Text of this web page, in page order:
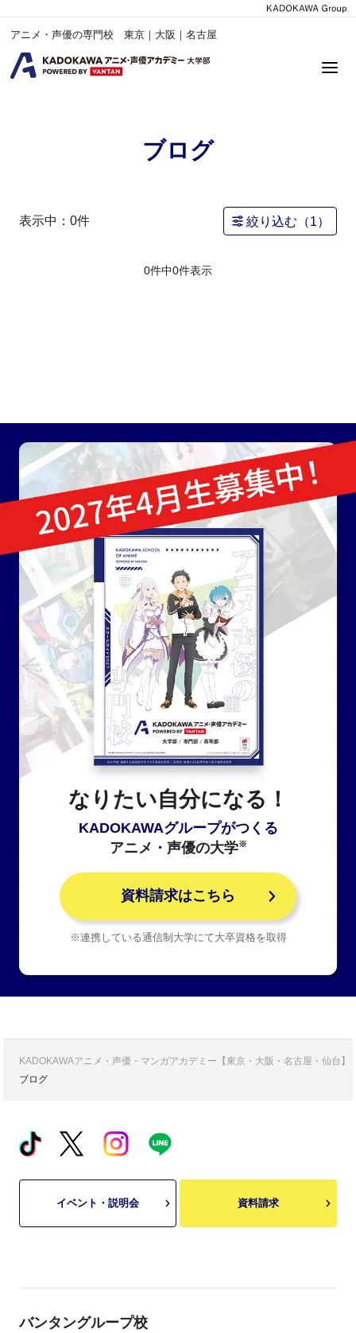
アニメ・声優の専門校 東京｜大阪｜名古屋
ブログ
表示中： 0件 絞り込む（1）
0件中0件表示
なりたい自分になる！
KADOKAWAグループがつくる
アニメ・声優の大学※
資料請求はこちら
※連携している通信制大学にて大卒資格を取得
KADOKAWAアニメ・声優・マンガアカデミー【東京・大阪・名古屋・仙台】
ブログ
イベント・説明会 資料請求
バンタングループ校